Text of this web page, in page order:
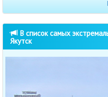
В список самых
Якутск